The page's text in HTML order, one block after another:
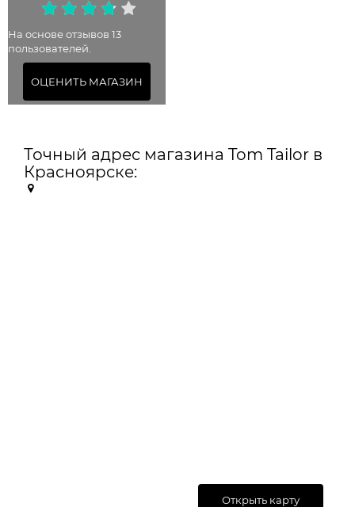
На основе отзывов 13
пользователей.
ОЦЕНИТЬ МАГАЗИН
Точный адрес магазина Tom Tailor в
Красноярске:
Открыть карту